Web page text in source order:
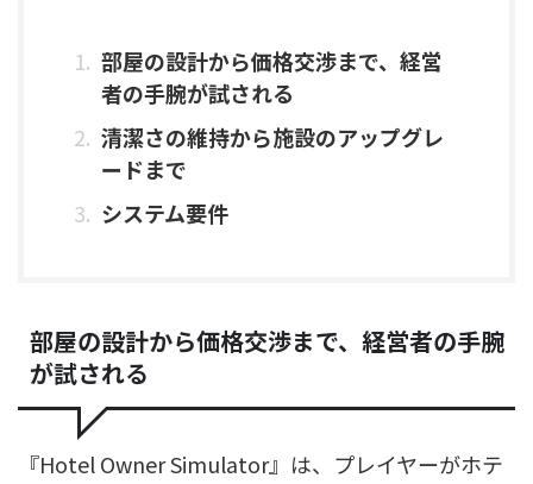
部屋の設計から価格交渉まで、経営
者の手腕が試される
清潔さの維持から施設のアップグレ
ードまで
システム要件
部屋の設計から価格交渉まで、経営者の手腕
が試される
『Hotel Owner Simulator』は、プレイヤーがホテ